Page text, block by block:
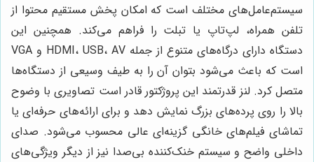
سیستم‌عامل‌های مختلف است که امکان پخش مستقیم محتوا از
تلفن همراه، لپ‌تاپ یا تبلت را فراهم می‌کند. همچنین این
دستگاه دارای درگاه‌های متنوع از جمله HDMI، USB، AV و VGA
است که باعث می‌شود بتوان آن را به طیف وسیعی از دستگاه‌ها
متصل کرد. لنز قدرتمند این پروژکتور قادر است تصاویری با وضوح
بالا را روی پرده‌های بزرگ نمایش دهد و برای ارائه‌های حرفه‌ای یا
تماشای فیلم‌های خانگی گزینه‌ای عالی محسوب می‌شود. صدای
داخلی واضح و سیستم خنک‌کننده بی‌صدا نیز از دیگر ویژگی‌های